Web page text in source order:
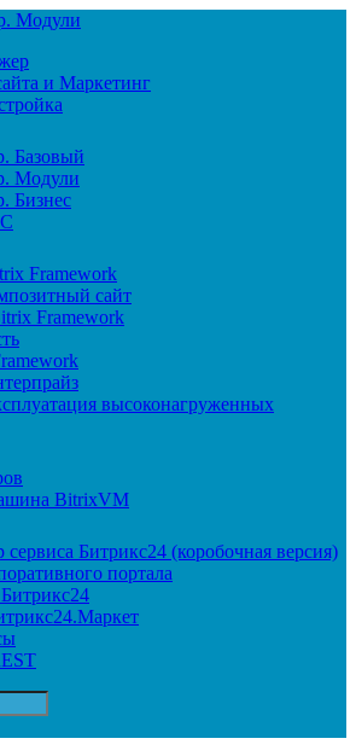
Модули
и Маркетинг
Базовый
Модули
Бизнес
Framework
сайт
Framework
высоконагруженных
BitrixVM
Битрикс24 (коробочная версия)
портала